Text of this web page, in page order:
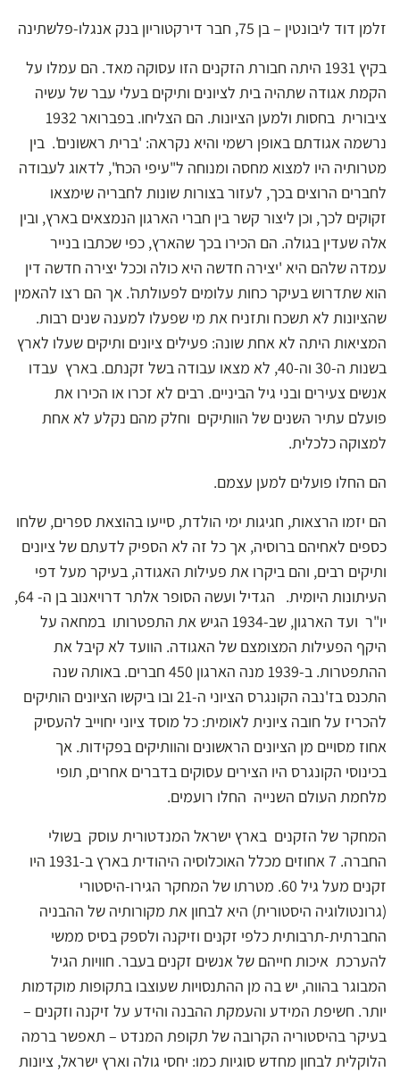
זלמן דוד ליבונטין – בן 75, חבר דירקטוריון בנק אנגלו-פלשתינה
בקיץ 1931 היתה חבורת הזקנים הזו עסוקה מאד. הם עמלו על
הקמת אגודה שתהיה בית לציונים ותיקים בעלי עבר של עשיה
ציבורית בחסות ולמען הציונות. הם הצליחו. בפברואר 1932
נרשמה אגודתם באופן רשמי והיא נקראה: 'ברית ראשונים'. בין
מטרותיה היו למצוא מחסה ומנוחה ל"עיפי הכח", לדאוג לעבודה
לחברים הרוצים בכך, לעזור בצורות שונות לחבריה שימצאו
זקוקים לכך, וכן ליצור קשר בין חברי הארגון הנמצאים בארץ, ובין
אלה שעדין בגולה. הם הכירו בכך שהארץ, כפי שכתבו בנייר
עמדה שלהם היא 'יצירה חדשה היא כולה וככל יצירה חדשה דין
הוא שתדרוש בעיקר כחות עלומים לפעולתה'. אך הם רצו להאמין
שהציונות לא תשכח ותזניח את מי שפעלו למענה שנים רבות.
המציאות היתה לא אחת שונה: פעילים ציונים ותיקים שעלו לארץ
בשנות ה-30 וה-40, לא מצאו עבודה בשל זקנתם. בארץ עבדו
אנשים צעירים ובני גיל הביניים. רבים לא זכרו או הכירו את
פועלם עתיר השנים של הוותיקים וחלק מהם נקלע לא אחת
למצוקה כלכלית.
הם החלו פועלים למען עצמם.
הם יזמו הרצאות, חגיגות ימי הולדת, סייעו בהוצאת ספרים, שלחו
כספים לאחיהם ברוסיה, אך כל זה לא הספיק לדעתם של ציונים
ותיקים רבים, והם ביקרו את פעילות האגודה, בעיקר מעל דפי
העיתונות היומית. הגדיל ועשה הסופר אלתר דרויאנוב בן ה- 64,
יו"ר ועד הארגון, שב-1934 הגיש את התפטרותו במחאה על
היקף הפעילות המצומצם של האגודה. הוועד לא קיבל את
ההתפטרות. ב-1939 מנה הארגון 450 חברים. באותה שנה
התכנס בז'נבה הקונגרס הציוני ה-21 ובו ביקשו הציונים הותיקים
להכריז על חובה ציונית לאומית: כל מוסד ציוני יחוייב להעסיק
אחוז מסויים מן הציונים הראשונים והוותיקים בפקידות. אך
בכינוסי הקונגרס היו הצירים עסוקים בדברים אחרים, תופי
מלחמת העולם השנייה החלו רועמים.
המחקר של הזקנים בארץ ישראל המנדטורית עוסק בשולי
החברה. 7 אחוזים מכלל האוכלוסיה היהודית בארץ ב-1931 היו
זקנים מעל גיל 60. מטרתו של המחקר הגירו-היסטורי
(גרונטולוגיה היסטורית) היא לבחון את מקורותיה של ההבניה
החברתית-תרבותית כלפי זקנים וזיקנה ולספק בסיס ממשי
להערכת איכות חייהם של אנשים זקנים בעבר. חוויות הגיל
המבוגר בהווה, יש בה מן ההתנסויות שעוצבו בתקופות מוקדמות
יותר. חשיפת המידע והעמקת ההבנה והידע על זיקנה וזקנים –
בעיקר בהיסטוריה הקרובה של תקופת המנדט – תאפשר ברמה
הלוקלית לבחון מחדש סוגיות כמו: יחסי גולה וארץ ישראל, ציונות